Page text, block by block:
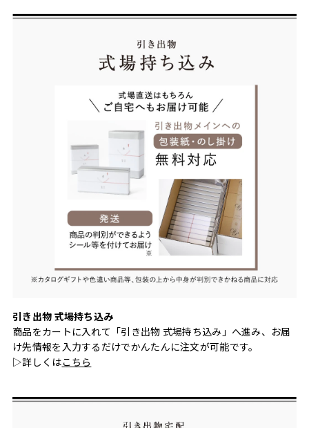
引き出物 式場持ち込み
商品をカートに入れて「引き出物 式場持ち込み」へ進み、お届
け先情報を入力するだけでかんたんに注文が可能です。
▷詳しくはこちら